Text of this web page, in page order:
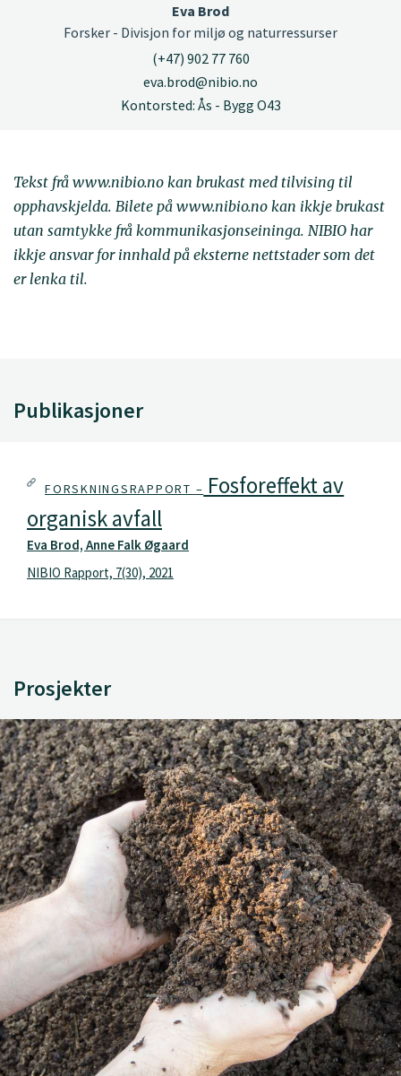
Eva Brod
Forsker - Divisjon for miljø og naturressurser
(+47) 902 77 760
eva.brod@nibio.no
Kontorsted: Ås - Bygg O43
Tekst frå www.nibio.no kan brukast med tilvising til
opphavskjelda. Bilete på www.nibio.no kan ikkje brukast
utan samtykke frå kommunikasjonseininga. NIBIO har
ikkje ansvar for innhald på eksterne nettstader som det
er lenka til.
Publikasjoner
FORSKNINGSRAPPORT – Fosforeffekt av
organisk avfall
Eva Brod, Anne Falk Øgaard
NIBIO Rapport, 7(30), 2021
Prosjekter